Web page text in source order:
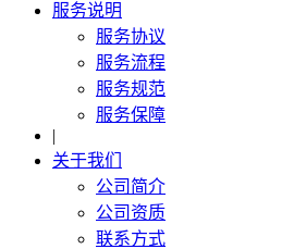
服务说明
服务协议
服务流程
服务规范
服务保障
|
关于我们
公司简介
公司资质
联系方式